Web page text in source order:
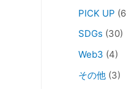
PICK UP
SDGs (30)
Web3 (4)
その他 (3)